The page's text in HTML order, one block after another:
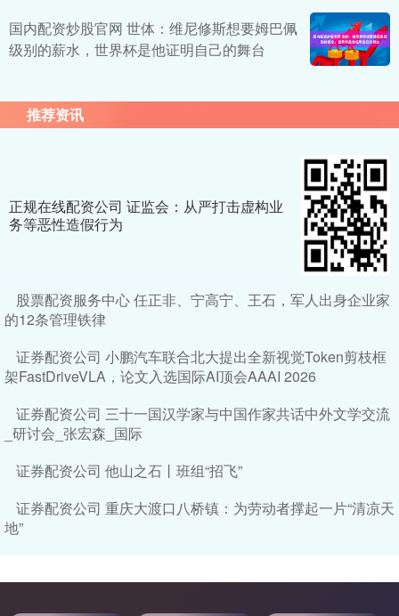
国内配资炒股官网 世体：维尼修斯想要姆巴佩
级别的薪水，世界杯是他证明自己的舞台
推荐资讯
正规在线配资公司 证监会：从严打击虚构业
务等恶性造假行为
股票配资服务中心 任正非、宁高宁、王石，军人出身企业家
的12条管理铁律
证券配资公司 小鹏汽车联合北大提出全新视觉Token剪枝框
架FastDriveVLA，论文入选国际AI顶会AAAI 2026
证券配资公司 三十一国汉学家与中国作家共话中外文学交流
_研讨会_张宏森_国际
证券配资公司 他山之石丨班组“招飞”
证券配资公司 重庆大渡口八桥镇：为劳动者撑起一片“清凉天
地”